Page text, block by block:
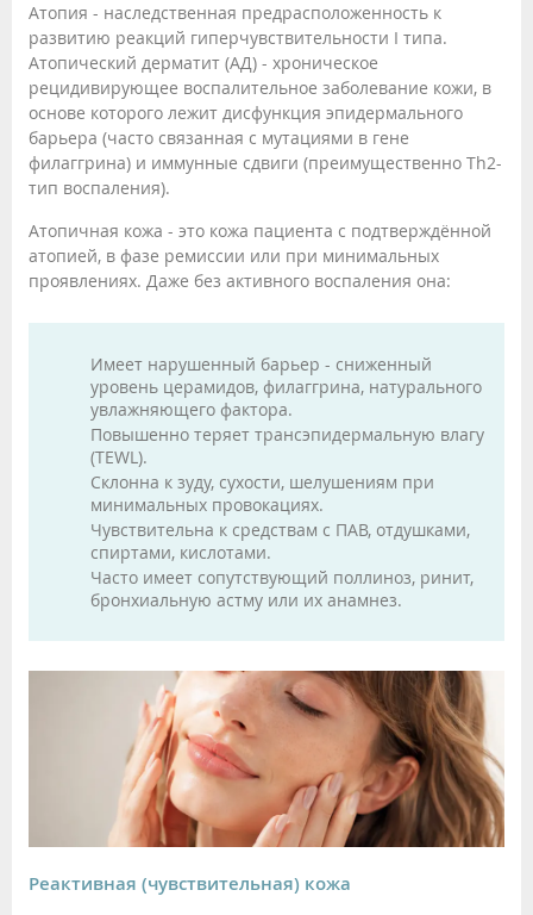
Атопия - наследственная предрасположенность к
развитию реакций гиперчувствительности I типа.
Атопический дерматит (АД) - хроническое
рецидивирующее воспалительное заболевание кожи, в
основе которого лежит дисфункция эпидермального
барьера (часто связанная с мутациями в гене
филаггрина) и иммунные сдвиги (преимущественно Th2-
тип воспаления).
Атопичная кожа - это кожа пациента с подтверждённой
атопией, в фазе ремиссии или при минимальных
проявлениях. Даже без активного воспаления она:
Имеет нарушенный барьер - сниженный
уровень церамидов, филаггрина, натурального
увлажняющего фактора.
Повышенно теряет трансэпидермальную влагу
(TEWL).
Склонна к зуду, сухости, шелушениям при
минимальных провокациях.
Чувствительна к средствам с ПАВ, отдушками,
спиртами, кислотами.
Часто имеет сопутствующий поллиноз, ринит,
бронхиальную астму или их анамнез.
Реактивная (чувствительная) кожа